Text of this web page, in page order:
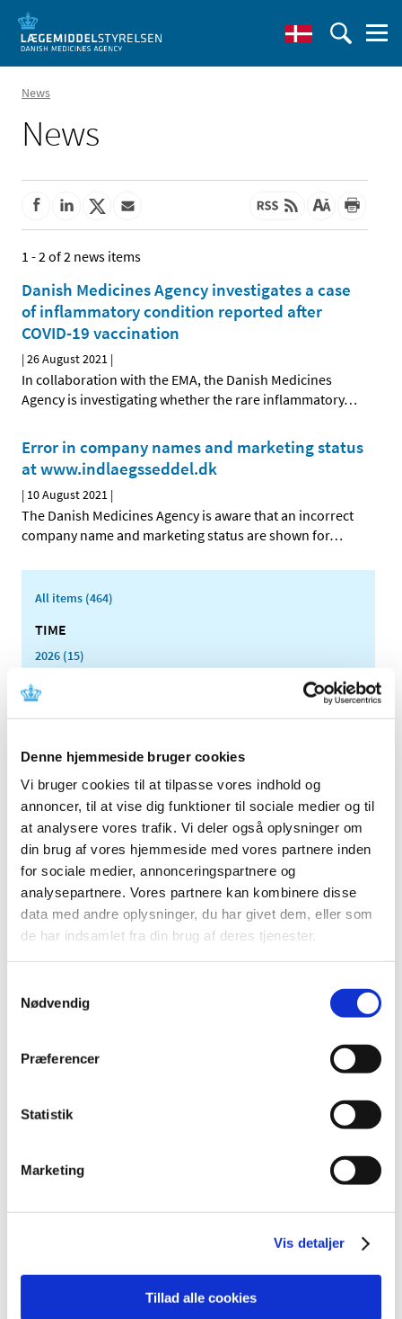
Denne hjemmeside bruger cookies
Vi bruger cookies til at tilpasse vores indhold og
annoncer, til at vise dig funktioner til sociale medier og til
at analysere vores trafik. Vi deler også oplysninger om
din brug af vores hjemmeside med vores partnere inden
for sociale medier, annonceringspartnere og
analysepartnere. Vores partnere kan kombinere disse
data med andre oplysninger, du har givet dem, eller som
de har indsamlet fra din brug af deres tjenester.
Nødvendig
Præferencer
Statistik
Marketing
Vis detaljer
Tillad alle cookies
News
News
1 - 2 of 2 news items
Danish Medicines Agency investigates a case
of inflammatory condition reported after
COVID-19 vaccination
|26 August 2021 |
In collaboration with the EMA, the Danish Medicines
Agency is investigating whether the rare inflammatory…
Error in company names and marketing status
at www.indlaegsseddel.dk
| 10 August 2021 |
The Danish Medicines Agency is aware that an incorrect
company name and marketing status are shown for…
All items (464)
TIME
2026 (15)
2024 (26)
2022 (20)
2021 (44)
December (6)
November (3)
September (5)
August (2)
July (1)
June (2)
May (6)
February (3)
2020 (62)
2018 (37)
2016 (43)
2012 (11)